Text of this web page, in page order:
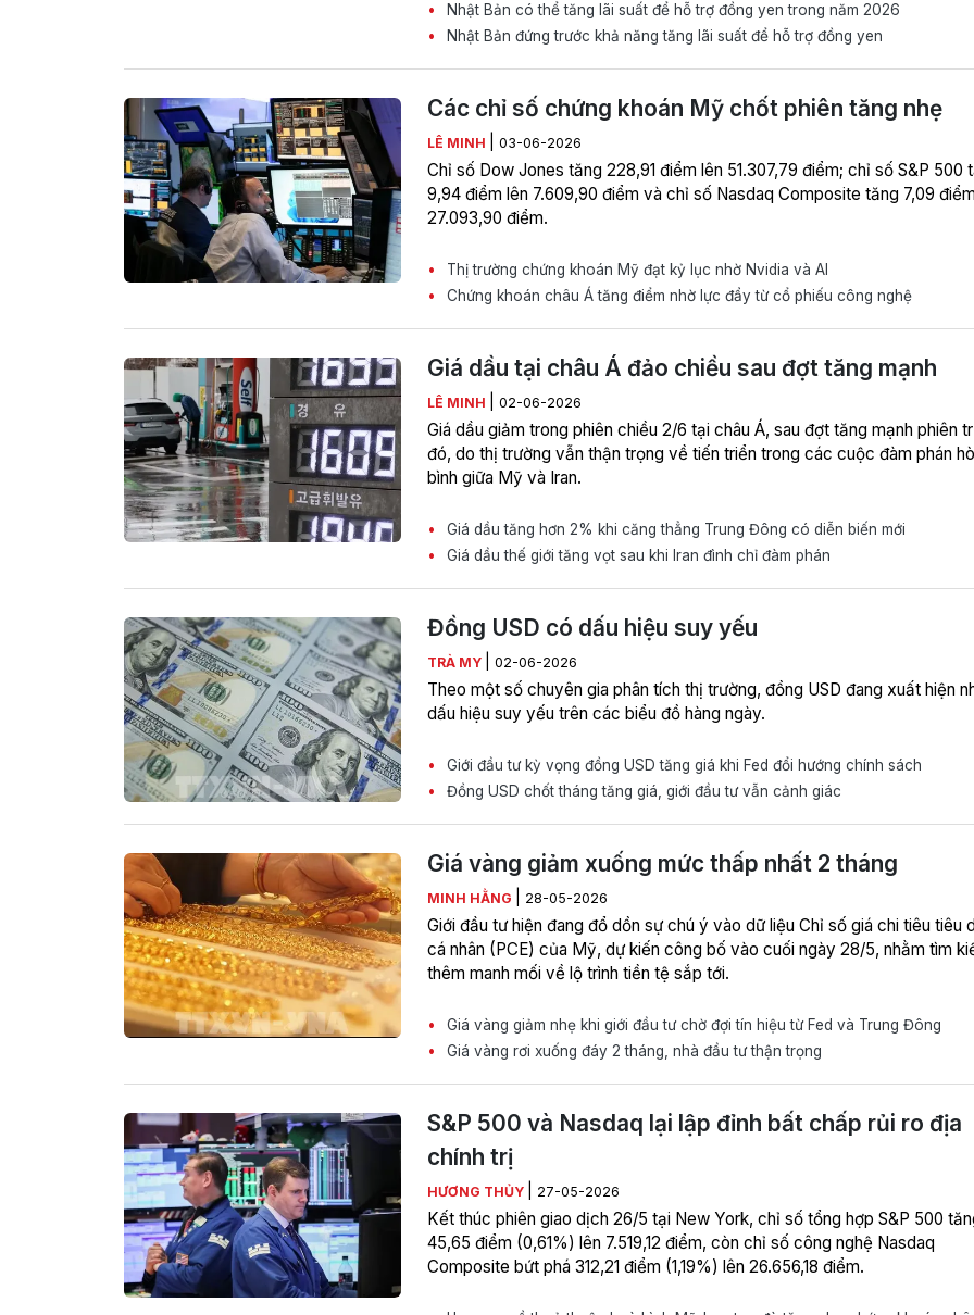
Nhật Bản có thể tăng lãi suất để hỗ trợ đồng yen trong năm 2026
Nhật Bản đứng trước khả năng tăng lãi suất để hỗ trợ đồng yen
Các chỉ số chứng khoán Mỹ chốt phiên tăng nhẹ
LÊ MINH 03-06-2026
Chỉ số Dow Jones tăng 228,91 điểm lên 51.307,79 điểm; chỉ số S&P 500
9,94 điểm lên 7.609,90 điểm và chỉ số Nasdaq Composite tăng 7,09
27.093,90 điểm.
Thị trường chứng khoán Mỹ đạt kỷ lục nhờ Nvidia và AI
Chứng khoán châu Á tăng điểm nhờ lực đẩy từ cổ phiếu công nghệ
Giá dầu tại châu Á đảo chiều sau đợt tăng mạnh
LÊ MINH 02-06-2026
Giá dầu giảm trong phiên chiều 2/6 tại châu Á, sau đợt tăng mạnh phiên
đó, do thị trường vẫn thận trọng về tiến triển trong các cuộc đàm phán
bình giữa Mỹ và Iran.
Giá dầu tăng hơn 2% khi căng thẳng Trung Đông có diễn biến mới
Giá dầu thế giới tăng vọt sau khi Iran đình chỉ đàm phán
Đồng USD có dấu hiệu suy yếu
TRÀ MY 02-06-2026
Theo một số chuyên gia phân tích thị trường, đồng USD đang xuất hiện
dấu hiệu suy yếu trên các biểu đồ hàng ngày.
Giới đầu tư kỳ vọng đồng USD tăng giá khi Fed đổi hướng chính sách
Đồng USD chốt tháng tăng giá, giới đầu tư vẫn cảnh giác
Giá vàng giảm xuống mức thấp nhất 2 tháng
MINH HẰNG 28-05-2026
Giới đầu tư hiện đang đổ dồn sự chú ý vào dữ liệu Chỉ số giá chi tiêu tiêu
cá nhân (PCE) của Mỹ, dự kiến công bố vào cuối ngày 28/5, nhằm tìm
thêm manh mối về lộ trình tiền tệ sắp tới.
Giá vàng giảm nhẹ khi giới đầu tư chờ đợi tín hiệu từ Fed và Trung Đông
Giá vàng rơi xuống đáy 2 tháng, nhà đầu tư thận trọng
S&P 500 và Nasdaq lại lập đỉnh bất chấp rủi ro địa
chính trị
HƯƠNG THỦY 27-05-2026
Kết thúc phiên giao dịch 26/5 tại New York, chỉ số tổng hợp S&P 500
45,65 điểm (0,61%) lên 7.519,12 điểm, còn chỉ số công nghệ Nasdaq
Composite bứt phá 312,21 điểm (1,19%) lên 26.656,18 điểm.